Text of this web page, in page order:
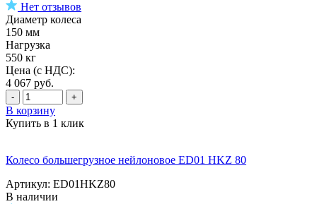
Нет отзывов
Диаметр колеса
150 мм
Нагрузка
550 кг
Цена (с НДС):
4 067 руб.
- +
В корзину
Купить в 1 клик
Колесо большегрузное нейлоновое ED01 HKZ 80
Артикул: ED01HKZ80
В наличии